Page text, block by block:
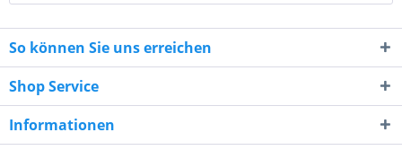
5 * 4 = ?
So können Sie uns erreichen
Shop Service
Informationen